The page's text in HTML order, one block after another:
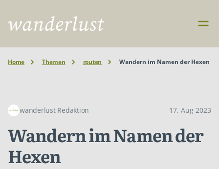
Home Themen routen Wandern im Namen der Hexen
wanderlust Redaktion 17. Aug 2023
Wandern im Namen der
Hexen